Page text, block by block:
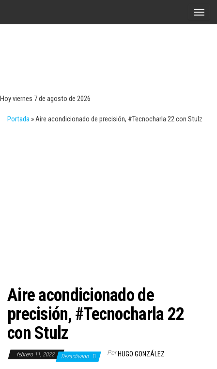
A
l
Hoy viernes 7 de agosto de 2026
Portada »Aire acondicionado de precisión, #Tecnocharla 22 con Stulz
Aire acondicionado de
precisión, #Tecnocharla 22
con Stulz
febrero 11, 2022 Desactivado Por HUGO GONZÁLEZ